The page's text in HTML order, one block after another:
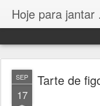
Hoje para jantar
SEP
17
Tarte de